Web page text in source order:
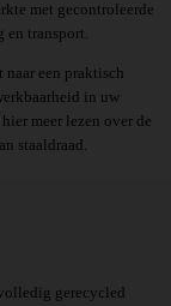
met gecontroleerde
en transport.
een praktisch
in uw
meer lezen over de
staaldraad.
gerecycled